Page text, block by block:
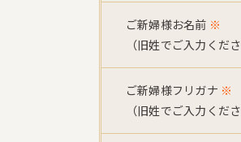
ご新婦様お名前 ※
（旧姓でご入力くださ
ご新婦様フリガナ ※
（旧姓でご入力くださ